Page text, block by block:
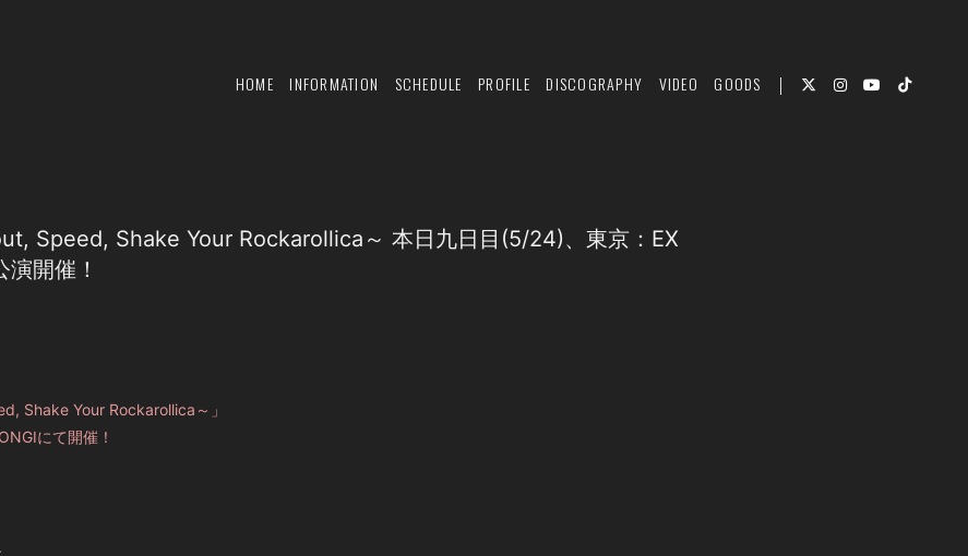
HOME INFORMATION SCHEDULE PROFILE DISCOGRAPHY VIDEO GOODS
Speed, Shake Your Rockarollica～ 本日九日目(5/24)、東京：EX
開催！
Shake Your Rockarollica～」
にて開催！